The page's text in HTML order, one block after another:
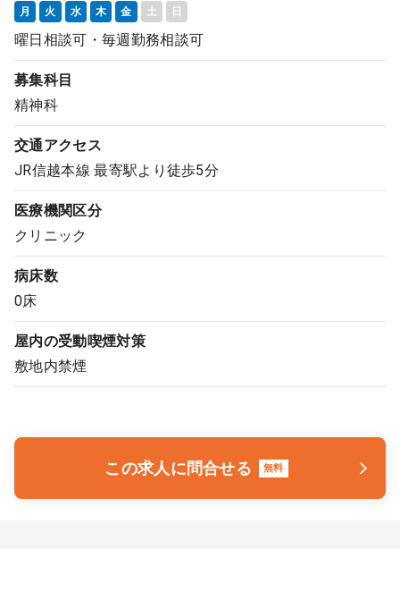
成功事例
転職ノウハウ
受付時間
0120-337-613
クリニック開業
DtoDとは
お問合せ
採用をお考えの医療機関の方
月 火 水 木 金 土 日
曜日相談可・毎週勤務相談可
募集科目
精神科
交通アクセス
JR信越本線 最寄駅より徒歩5分
医療機関区分
クリニック
病床数
0床
屋内の受動喫煙対策
敷地内禁煙
この求人に問合せる 無料